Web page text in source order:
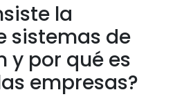
la
sistemas de
y por qué es
empresas?